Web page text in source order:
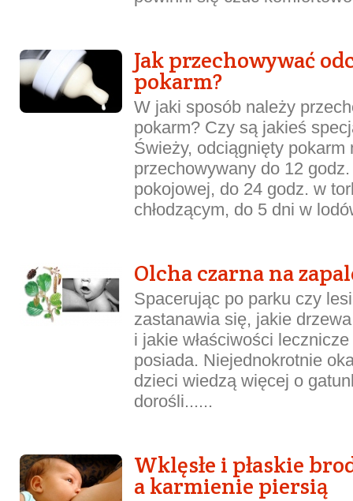
Jak przechowywać
pokarm?
W jaki sposób należy
pokarm? Czy są jakieś
Świeży, odciągnięty pokarm
przechowywany do 12
pokojowej, do 24 godz. w
chłodzącym, do 5 dni w
Olcha czarna na
Spacerując po parku czy
zastanawia się, jakie
i jakie właściwości
posiada. Niejednokrotnie
dzieci wiedzą więcej o
dorośli......
Wklęsłe i płaskie
a karmienie piersią